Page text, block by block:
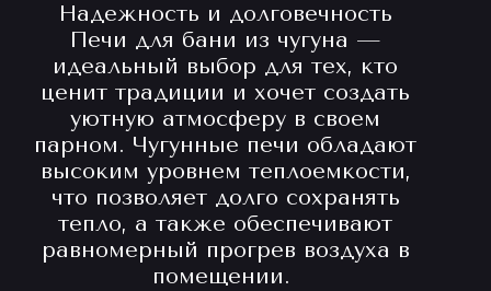
Надежность и долговечность
Печи для бани из чугуна —
идеальный выбор для тех, кто
ценит традиции и хочет создать
уютную атмосферу в своем
парном. Чугунные печи обладают
высоким уровнем теплоемкости,
что позволяет долго сохранять
тепло, а также обеспечивают
равномерный прогрев воздуха в
помещении.